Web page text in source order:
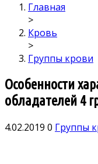
Главная
>
Кровь
>
Группы крови
Особенности
обладателей 4
4.02.2019 0 Группы